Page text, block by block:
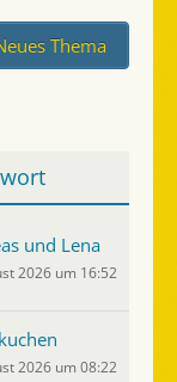
Thema
und Lena
2026 um 16:52
2026 um 08:22